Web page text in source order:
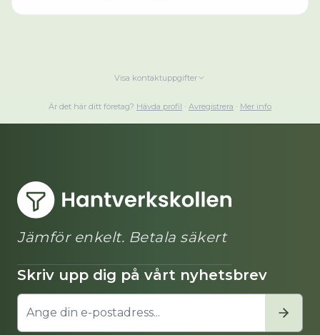
Visa kontaktuppgifter
Är det här ditt företag? Hävda profil · Avregistrera · Mer info
Jämför enkelt. Betala säkert
Skriv upp dig på vårt nyhetsbrev